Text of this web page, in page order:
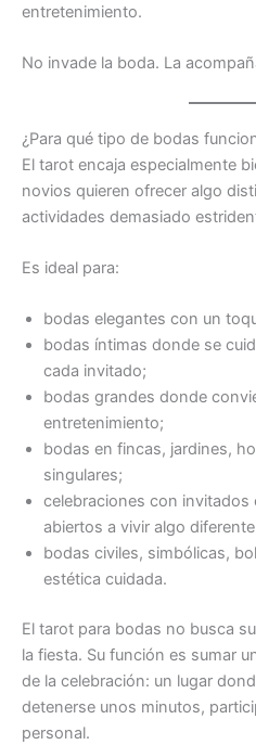
entretenimiento.
No invade la boda. La
¿Para qué tipo de bodas
El tarot encaja especialmente
novios quieren ofrecer algo
actividades demasiado
Es ideal para:
bodas elegantes con un
bodas íntimas donde se
cada invitado;
bodas grandes donde
entretenimiento;
bodas en fincas, jardines,
singulares;
celebraciones con invitados
abiertos a vivir algo
bodas civiles, simbólicas,
estética cuidada.
El tarot para bodas no busca
la fiesta. Su función es sumar
de la celebración: un lugar
detenerse unos minutos,
personal.